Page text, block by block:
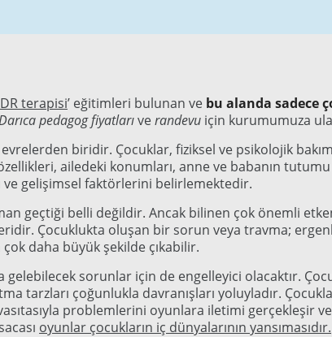
terapisi’ eğitimleri bulunan ve bu alanda sadece
pedagog fiyatlarıverandevu için kurumumuza
biridir. Çocuklar, fiziksel ve psikolojik
ailedeki konumları, anne ve babanın
ve gelişimsel faktörlerini belirlemektedir.
geçtiği belli değildir. Ancak bilinen çok önemli
Çocuklukta oluşan bir sorun veya travma;
çok daha büyük şekilde çıkabilir.
sorunlar için de engelleyici olacaktır.
tarzları çoğunlukla davranışları yoluyladır.
problemlerini oyunlara iletimi gerçekleşir ve
oyunlar çocukların iç dünyalarının yansımasıdır.